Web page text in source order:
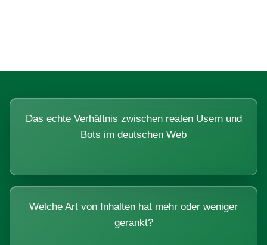
Das echte Verhältnis zwischen realen Usern und
Bots im deutschen Web
Welche Art von Inhalten hat mehr oder weniger
gerankt?